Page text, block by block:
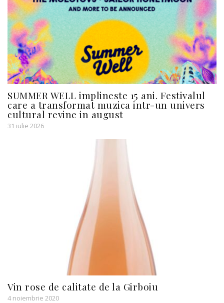
SUMMER WELL implineste 15 ani. Festivalul
care a transformat muzica intr-un univers
cultural revine in august
31 iulie 2026
Vin rose de calitate de la Girboiu
4 noiembrie 2020